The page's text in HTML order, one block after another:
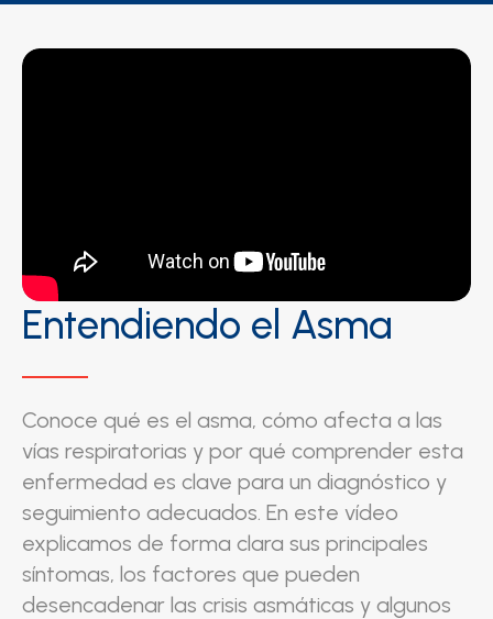
Entendiendo el Asma
Conoce qué es el asma, cómo afecta a las
vías respiratorias y por qué comprender esta
enfermedad es clave para un diagnóstico y
seguimiento adecuados. En este vídeo
explicamos de forma clara sus principales
síntomas, los factores que pueden
desencadenar las crisis asmáticas y algunos